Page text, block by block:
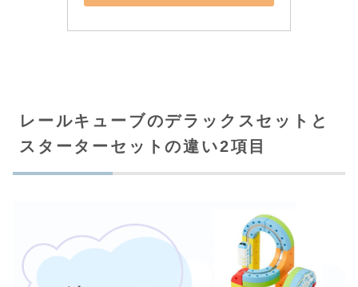
レールキューブのデラックスセットと
スターターセットの違い2項目